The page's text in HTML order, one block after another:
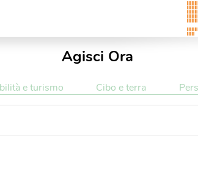
Agisci Ora
e turismo Cibo e terra